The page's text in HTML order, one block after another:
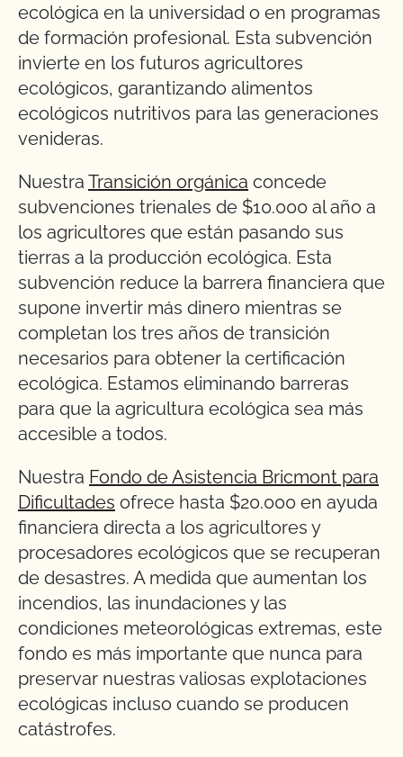
ecológica en la universidad o en programas
de formación profesional. Esta subvención
invierte en los futuros agricultores
ecológicos, garantizando alimentos
ecológicos nutritivos para las generaciones
venideras.
Nuestra Transición orgánica concede
subvenciones trienales de $10.000 al año a
los agricultores que están pasando sus
tierras a la producción ecológica. Esta
subvención reduce la barrera financiera que
supone invertir más dinero mientras se
completan los tres años de transición
necesarios para obtener la certificación
ecológica. Estamos eliminando barreras
para que la agricultura ecológica sea más
accesible a todos.
Nuestra Fondo de Asistencia Bricmont para
Dificultades ofrece hasta $20.000 en ayuda
financiera directa a los agricultores y
procesadores ecológicos que se recuperan
de desastres. A medida que aumentan los
incendios, las inundaciones y las
condiciones meteorológicas extremas, este
fondo es más importante que nunca para
preservar nuestras valiosas explotaciones
ecológicas incluso cuando se producen
catástrofes.